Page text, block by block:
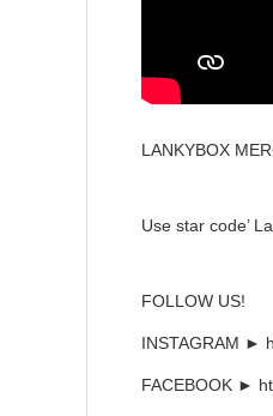
LANKYBOX
Use star code’
FOLLOW US!
INSTAGRAM ►
FACEBOOK ►